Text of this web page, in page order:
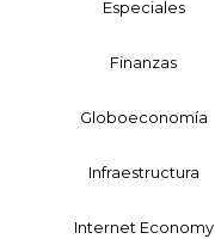
Especiales
Finanzas
Globoeconomía
Infraestructura
Internet Economy